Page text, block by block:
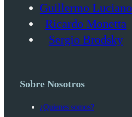
Guillermo Luciano
Ricardo Monetta
Sergio Brodsky
Sobre Nosotros
¿Quienes somos?